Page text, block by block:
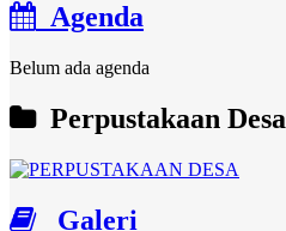
Agenda
Belum ada agenda
Perpustakaan Desa
Galeri